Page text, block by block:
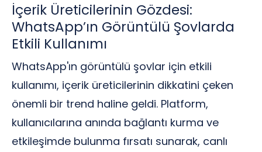
İçerik Üreticilerinin Gözdesi:
WhatsApp’ın Görüntülü Şovlarda
Etkili Kullanımı
WhatsApp'ın görüntülü şovlar için etkili
kullanımı, içerik üreticilerinin dikkatini çeken
önemli bir trend haline geldi. Platform,
kullanıcılarına anında bağlantı kurma ve
etkileşimde bulunma fırsatı sunarak, canlı